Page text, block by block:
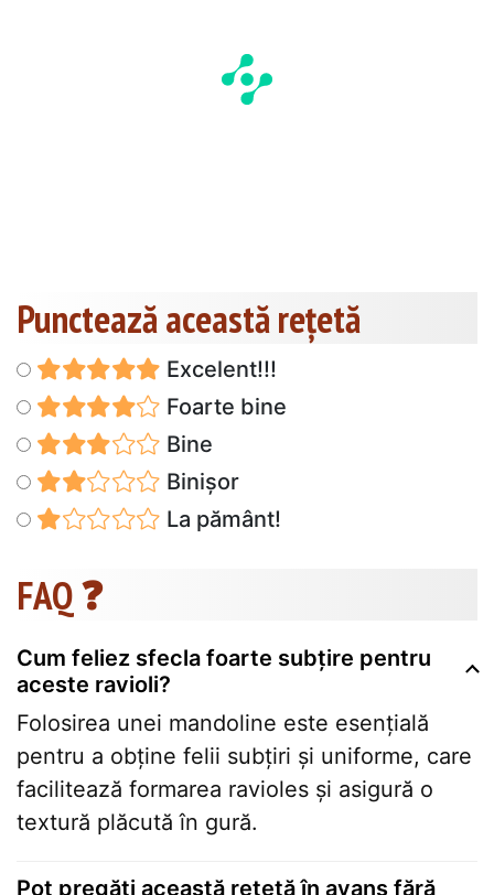
Punctează această reţetă
Excelent!!!
Foarte bine
Bine
Binișor
La pământ!
FAQ ❓
Cum feliez sfecla foarte subțire pentru
aceste ravioli?
Folosirea unei mandoline este esențială
pentru a obține felii subțiri și uniforme, care
facilitează formarea ravioles și asigură o
textură plăcută în gură.
Pot pregăti această rețetă în avans fără